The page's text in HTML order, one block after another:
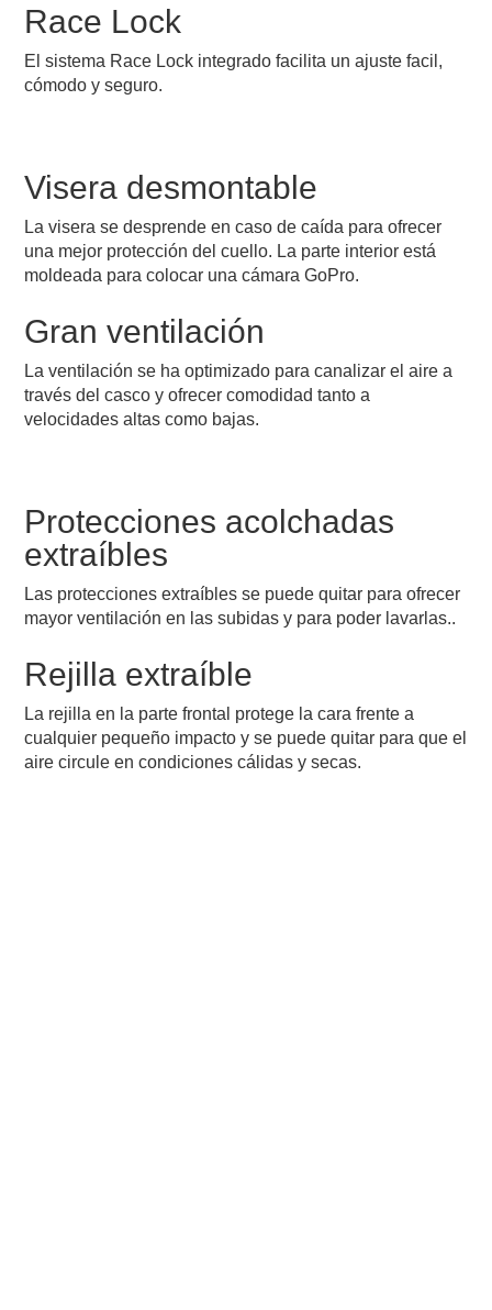
Race Lock
El sistema Race Lock integrado facilita un ajuste facil,
cómodo y seguro.
Visera desmontable
La visera se desprende en caso de caída para ofrecer
una mejor protección del cuello. La parte interior está
moldeada para colocar una cámara GoPro.
Gran ventilación
La ventilación se ha optimizado para canalizar el aire a
través del casco y ofrecer comodidad tanto a
velocidades altas como bajas.
Protecciones acolchadas
extraíbles
Las protecciones extraíbles se puede quitar para ofrecer
mayor ventilación en las subidas y para poder lavarlas..
Rejilla extraíble
La rejilla en la parte frontal protege la cara frente a
cualquier pequeño impacto y se puede quitar para que el
aire circule en condiciones cálidas y secas.